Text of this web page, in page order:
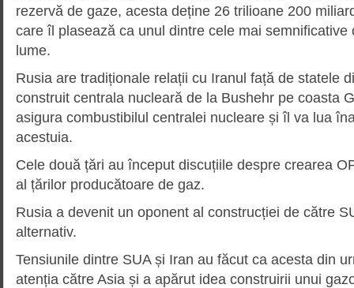
rezervă de gaze, acesta deține 26 trilioane 200
care îl plasează ca unul dintre cele mai semnificative
lume.
Rusia are tradiționale relații cu Iranul față de statele
construit centrala nucleară de la Bushehr pe coasta
asigura combustibilul centralei nucleare și îl va lua
acestuia.
Cele două țări au început discuțiile despre crearea
al țărilor producătoare de gaz.
Rusia a devenit un oponent al construcției de către
alternativ.
Tensiunile dintre SUA și Iran au făcut ca acesta din
atenția către Asia și a apărut idea construirii unui